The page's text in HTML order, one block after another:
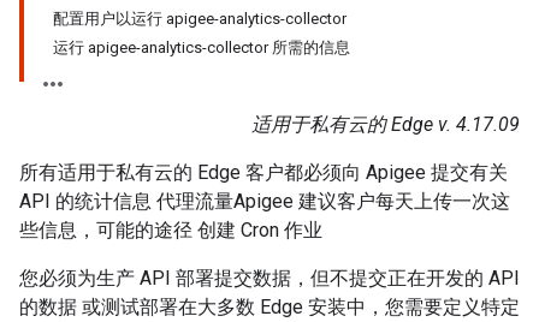
配置用户以运行 apigee-analytics-collector
运行 apigee-analytics-collector 所需的信息
适用于私有云的 Edge v. 4.17.09
所有适用于私有云的 Edge 客户都必须向 Apigee 提交有关
API 的统计信息 代理流量Apigee 建议客户每天上传一次这
些信息，可能的途径 创建 Cron 作业
您必须为生产 API 部署提交数据，但不提交正在开发的 API
的数据 或测试部署在大多数 Edge 安装中，您需要定义特定